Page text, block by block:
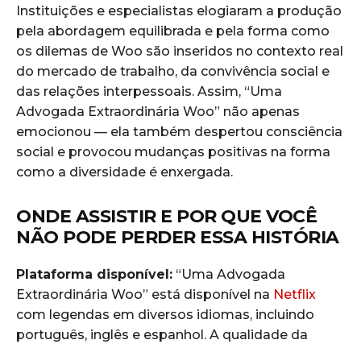
Instituições e especialistas elogiaram a produção
pela abordagem equilibrada e pela forma como
os dilemas de Woo são inseridos no contexto real
do mercado de trabalho, da convivência social e
das relações interpessoais. Assim, “Uma
Advogada Extraordinária Woo” não apenas
emocionou — ela também despertou consciência
social e provocou mudanças positivas na forma
como a diversidade é enxergada.
ONDE ASSISTIR E POR QUE VOCÊ
NÃO PODE PERDER ESSA HISTÓRIA
Plataforma disponível: “Uma Advogada
Extraordinária Woo” está disponível na Netflix
com legendas em diversos idiomas, incluindo
português, inglês e espanhol. A qualidade da